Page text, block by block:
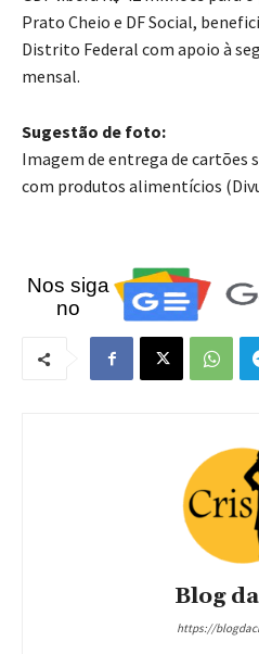
Prato Cheio e DF Social,
Distrito Federal com apoio à
mensal.
Sugestão de foto:
Imagem de entrega de cartões
com produtos alimentícios
Nos siga
no
Blog
https://